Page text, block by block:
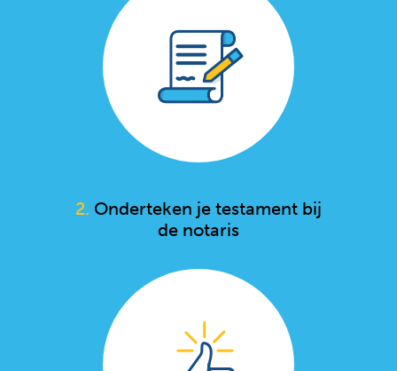
2. Onderteken je testament bij
de notaris